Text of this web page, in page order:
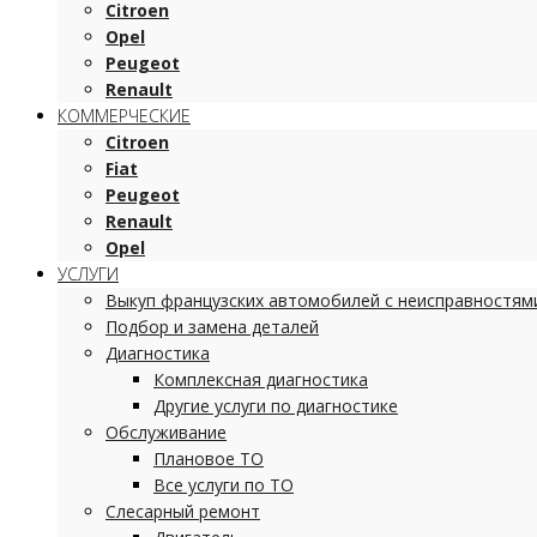
Citroen
Opel
Peugeot
Renault
КОММЕРЧЕСКИЕ
Citroen
Fiat
Peugeot
Renault
Opel
УСЛУГИ
Выкуп французских автомобилей с
Подбор и замена деталей
Диагностика
Комплексная диагностика
Другие услуги по диагностике
Обслуживание
Плановое ТО
Все услуги по ТО
Слесарный ремонт